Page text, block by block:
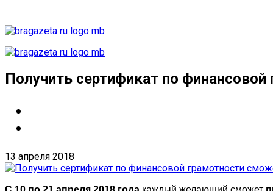
Получить сертификат по
13 апреля 2018